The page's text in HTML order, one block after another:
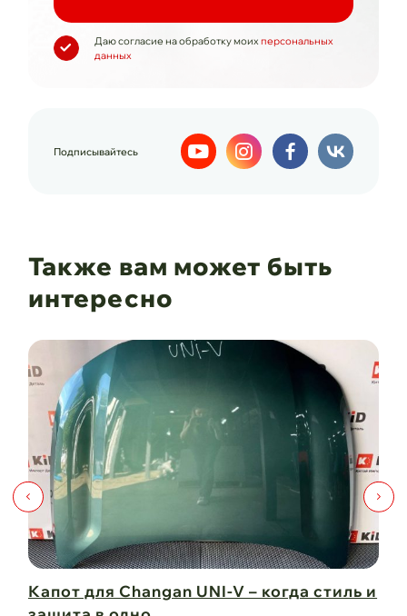
Даю согласие на обработку моих персональных
данных
Подписывайтесь
Также вам может быть
интересно
Капот для Changan UNI-V – когда стиль и